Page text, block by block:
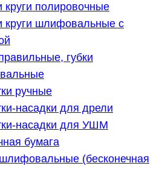
круги полировочные
круги шлифовальные с
губки
ручные
насадки для дрели
насадки для УШМ
бумага
(бесконечная